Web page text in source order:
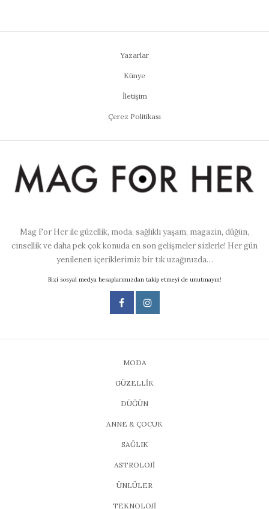
Yazarlar
Künye
İletişim
Çerez Politikası
Mag For Her ile güzellik, moda, sağlıklı yaşam, magazin, düğün,
cinsellik ve daha pek çok konuda en son gelişmeler sizlerle! Her gün
yenilenen içeriklerimiz bir tık uzağınızda…
Bizi sosyal medya hesaplarımızdan takip etmeyi de unutmayın!
MODA
GÜZELLİK
DÜĞÜN
ANNE & ÇOCUK
SAĞLIK
ASTROLOJİ
ÜNLÜLER
TEKNOLOJİ